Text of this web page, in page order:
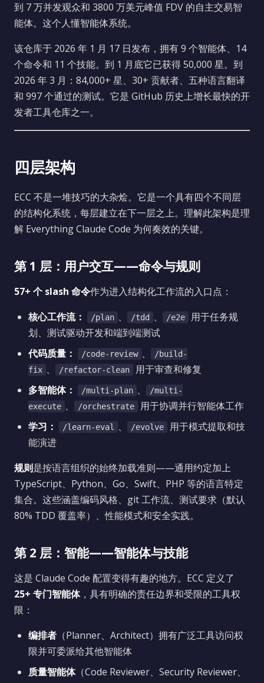
到 7 万并发观众和 3800 万美元峰值 FDV 的自主交易智
能体。这个人懂智能体系统。
该仓库于 2026 年 1 月 17 日发布，拥有 9 个智能体、14
个命令和 11 个技能。到 1 月底它已获得 50,000 星。到
2026 年 3 月：84,000+ 星、30+ 贡献者、五种语言翻译
和 997 个通过的测试。它是 GitHub 历史上增长最快的开
发者工具仓库之一。
四层架构
ECC 不是一堆技巧的大杂烩。它是一个具有四个不同层
的结构化系统，每层建立在下一层之上。理解此架构是理
解 Everything Claude Code 为何奏效的关键。
第 1 层：用户交互——命令与规则
57+ 个 slash 命令作为进入结构化工作流的入口点：
核心工作流：
/plan 、 /tdd 、 /e2e
用于任务规
划、测试驱动开发和端到端测试
代码质量：
/code-review 、
/build-
fix 、 /refactor-clean
用于审查和修复
多智能体：
/multi-plan 、
/multi-
execute 、 /orchestrate
用于协调并行智能体工作
学习：
/learn-eval 、 /evolve
用于模式提取和技
能演进
规则是按语言组织的始终加载准则——通用约定加上
TypeScript、Python、Go、Swift、PHP 等的语言特定
集合。这些涵盖编码风格、git 工作流、测试要求（默认
80% TDD 覆盖率）、性能模式和安全实践。
第 2 层：智能——智能体与技能
这是 Claude Code 配置变得有趣的地方。ECC 定义了
25+ 专门智能体，具有明确的责任边界和受限的工具权
限：
编排者 （Planner、Architect）拥有广泛工具访问权
限并可委派给其他智能体
质量智能体（Code Reviewer、Security Reviewer、